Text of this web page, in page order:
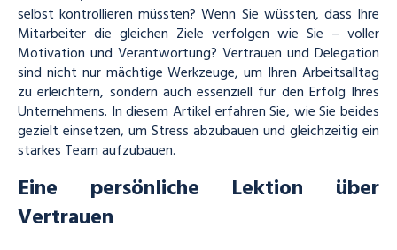
selbst kontrollieren müssten? Wenn Sie wüssten, dass Ihre
Mitarbeiter die gleichen Ziele verfolgen wie Sie – voller
Motivation und Verantwortung? Vertrauen und Delegation
sind nicht nur mächtige Werkzeuge, um Ihren Arbeitsalltag
zu erleichtern, sondern auch essenziell für den Erfolg Ihres
Unternehmens. In diesem Artikel erfahren Sie, wie Sie beides
gezielt einsetzen, um Stress abzubauen und gleichzeitig ein
starkes Team aufzubauen.
Eine persönliche Lektion über
Vertrauen